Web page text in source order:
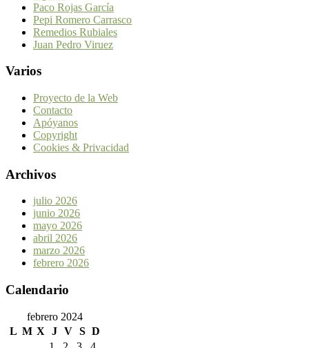
Paco Rojas García
Pepi Romero Carrasco
Remedios Rubiales
Juan Pedro Viruez
Varios
Proyecto de la Web
Contacto
Apóyanos
Copyright
Cookies & Privacidad
Archivos
julio 2026
junio 2026
mayo 2026
abril 2026
marzo 2026
febrero 2026
Calendario
febrero 2024
L M X J V S D